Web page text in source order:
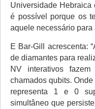
Universidade Hebraica
é possível porque os
aquele necessário para
E Bar-Gill acrescenta:
de diamantes para
NV interativos
chamados qubits.
representa 1 e 0
simultâneo que